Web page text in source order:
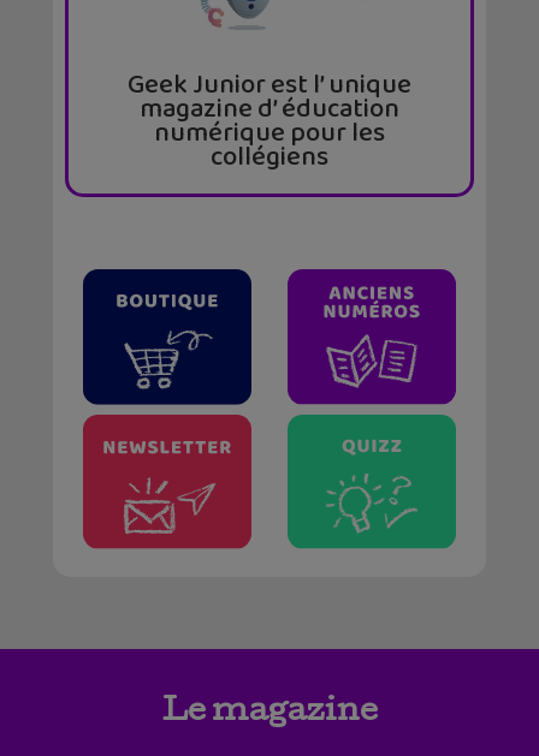
Geek Junior est l’ unique
magazine d’ éducation
numérique pour les
collégiens
Le magazine